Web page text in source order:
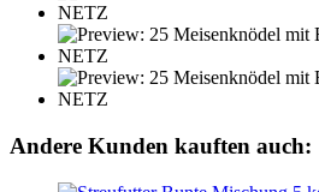
Andere Kunden kauften auch: